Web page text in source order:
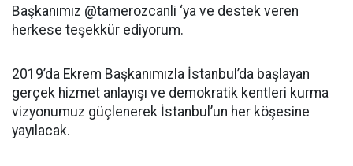
Başkanımız @tamerozcanli ‘ya ve destek veren
herkese teşekkür ediyorum.
2019’da Ekrem Başkanımızla İstanbul’da başlayan
gerçek hizmet anlayışı ve demokratik kentleri kurma
vizyonumuz güçlenerek İstanbul’un her köşesine
yayılacak.